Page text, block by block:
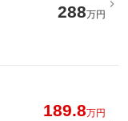
288万円
189.8万円